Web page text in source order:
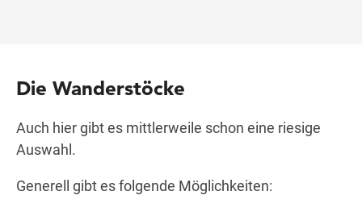
Die Wanderstöcke
Auch hier gibt es mittlerweile schon eine riesige
Auswahl.
Generell gibt es folgende Möglichkeiten: